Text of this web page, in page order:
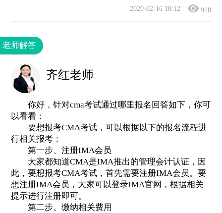
2020-02-16 10:12 918
老师解答
齐红老师
你好，针对cma考试通过哪里报名回答如下，你可
以看看：
要想报考CMA考试，可以根据以下的报名流程进
行相关报考：
第一步、注册IMA会员
大家都知道CMA是IMA推出的管理会计认证，因
此，要想报考CMA考试，首先需要注册IMA会员。要
想注册IMA会员，大家可以登录IMA官网，根据相关
提示进行注册即可。
第二步、缴纳相关费用